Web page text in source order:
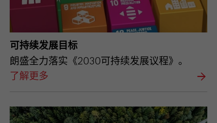
可持续发展目标
朗盛全力落实《2030可持续发展议程》。
了解更多